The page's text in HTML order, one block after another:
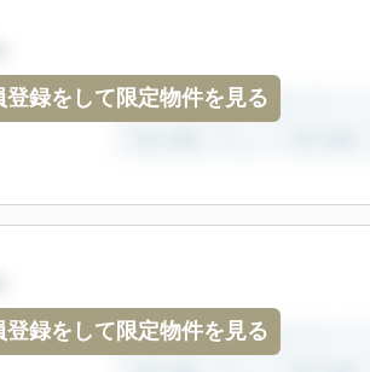
登録をして限定物件を見る
登録をして限定物件を見る